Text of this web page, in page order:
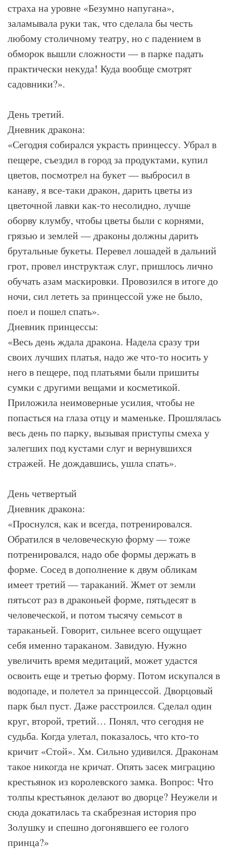
страха на уровне «Безумно напугана»,
заламывала руки так, что сделала бы честь
любому столичному театру, но с падением в
обморок вышли сложности — в парке падать
практически некуда! Куда вообще смотрят
садовники?».
День третий.
Дневник дракона:
«Сегодня собирался украсть принцессу. Убрал в
пещере, съездил в город за продуктами, купил
цветов, посмотрел на букет — выбросил в
канаву, я все-таки дракон, дарить цветы из
цветочной лавки как-то несолидно, лучше
оборву клумбу, чтобы цветы были с корнями,
грязью и землей — драконы должны дарить
брутальные букеты. Перевел лошадей в дальний
грот, провел инструктаж слуг, пришлось лично
обучать азам маскировки. Провозился в итоге до
ночи, сил лететь за принцессой уже не было,
поел и пошел спать».
Дневник принцессы:
«Весь день ждала дракона. Надела сразу три
своих лучших платья, надо же что-то носить у
него в пещере, под платьями были пришиты
сумки с другими вещами и косметикой.
Приложила неимоверные усилия, чтобы не
попасться на глаза отцу и маменьке. Прошлялась
весь день по парку, вызывая приступы смеха у
залегших под кустами слуг и вернувшихся
стражей. Не дождавшись, ушла спать».
День четвертый
Дневник дракона:
«Проснулся, как и всегда, потренировался.
Обратился в человеческую форму — тоже
потренировался, надо обе формы держать в
форме. Сосед в дополнение к двум обликам
имеет третий — тараканий. Жмет от земли
пятьсот раз в драконьей форме, пятьдесят в
человеческой, и потом тысячу семьсот в
тараканьей. Говорит, сильнее всего ощущает
себя именно тараканом. Завидую. Нужно
увеличить время медитаций, может удастся
освоить еще и третью форму. Потом искупался в
водопаде, и полетел за принцессой. Дворцовый
парк был пуст. Даже расстроился. Сделал один
круг, второй, третий… Понял, что сегодня не
судьба. Когда улетал, показалось, что кто-то
кричит «Стой». Хм. Сильно удивился. Драконам
такое никогда не кричат. Опять засек миграцию
крестьянок из королевского замка. Вопрос: Что
толпы крестьянок делают во дворце? Неужели и
сюда докатилась та скабрезная история про
Золушку и спешно догонявшего ее голого
принца?»